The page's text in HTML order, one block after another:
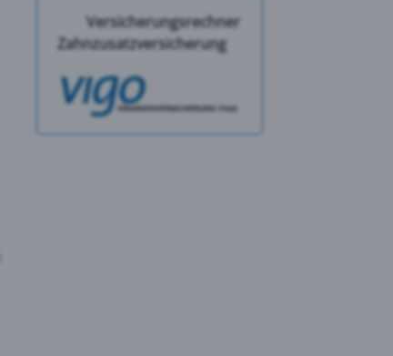
Versicherungsrechner
Zahnzusatzversicherung